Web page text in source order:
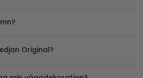
Original?